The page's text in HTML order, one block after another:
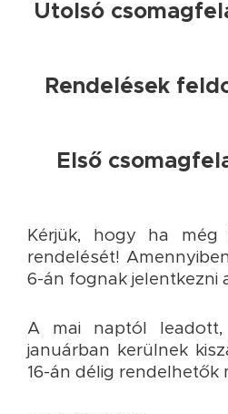
Utolsó
Rendelések
Első
Kérjük, hogy ha még
rendelését!
6-án fognak jelentkezni
A mai naptól leadott,
januárban kerülnek
16-án délig rendelhetők